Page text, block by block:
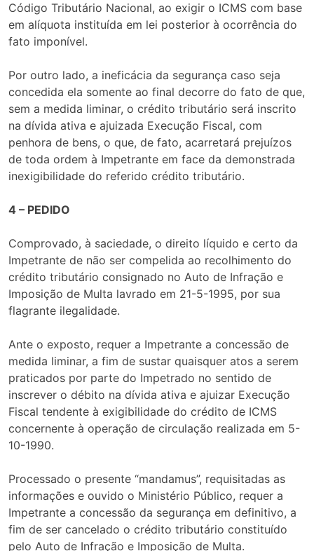
Código Tributário Nacional, ao exigir o ICMS com base
em alíquota instituída em lei posterior à ocorrência do
fato imponível.
Por outro lado, a ineficácia da segurança caso seja
concedida ela somente ao final decorre do fato de que,
sem a medida liminar, o crédito tributário será inscrito
na dívida ativa e ajuizada Execução Fiscal, com
penhora de bens, o que, de fato, acarretará prejuízos
de toda ordem à Impetrante em face da demonstrada
inexigibilidade do referido crédito tributário.
4 – PEDIDO
Comprovado, à saciedade, o direito líquido e certo da
Impetrante de não ser compelida ao recolhimento do
crédito tributário consignado no Auto de Infração e
Imposição de Multa lavrado em 21-5-1995, por sua
flagrante ilegalidade.
Ante o exposto, requer a Impetrante a concessão de
medida liminar, a fim de sustar quaisquer atos a serem
praticados por parte do Impetrado no sentido de
inscrever o débito na dívida ativa e ajuizar Execução
Fiscal tendente à exigibilidade do crédito de ICMS
concernente à operação de circulação realizada em 5-
10-1990.
Processado o presente “mandamus”, requisitadas as
informações e ouvido o Ministério Público, requer a
Impetrante a concessão da segurança em definitivo, a
fim de ser cancelado o crédito tributário constituído
pelo Auto de Infração e Imposição de Multa.